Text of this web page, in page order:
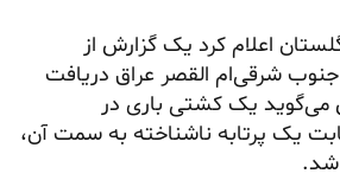
اعلام کرد یک گزارش از
در ۴۰ مایلی جنوب شرقی‌ام القصر عراق دریافت
می‌گوید یک کشتی باری در
یک پرتابه ناشناخته به سمت آن،
شد.